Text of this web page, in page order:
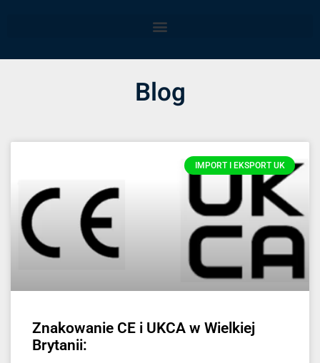
Blog
IMPORT I EKSPORT UK
Znakowanie CE i UKCA w Wielkiej
Brytanii: